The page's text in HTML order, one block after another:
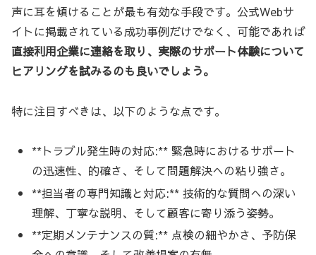
声に耳を傾けることが最も有効な手段です。公式Webサ
イトに掲載されている成功事例だけでなく、可能であれば
直接利用企業に連絡を取り、実際のサポート体験について
ヒアリングを試みるのも良いでしょう。
特に注目すべきは、以下のような点です。
**トラブル発生時の対応:** 緊急時におけるサポート
の迅速性、的確さ、そして問題解決への粘り強さ。
**担当者の専門知識と対応:** 技術的な質問への深い
理解、丁寧な説明、そして顧客に寄り添う姿勢。
**定期メンテナンスの質:** 点検の細やかさ、予防保